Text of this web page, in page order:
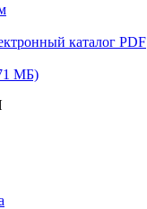
каталог PDF
МБ)